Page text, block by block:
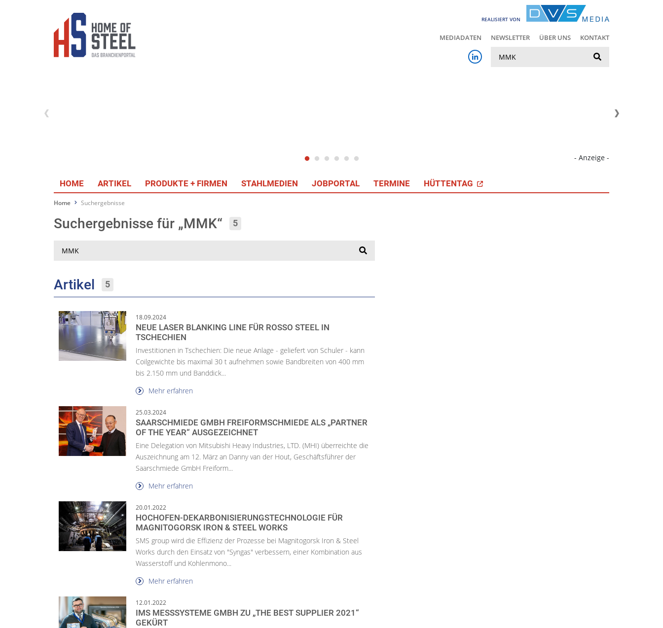
REALISIERT VON
MEDIADATEN NEWSLETTER ÜBER UNS KONTAKT
- Anzeige -
HOME ARTIKEL PRODUKTE + FIRMEN STAHLMEDIEN JOBPORTAL TERMINE HÜTTENTAG
Home Suchergebnisse
Suchergebnisse für „MMK“ 5
Artikel 5
18.09.2024
NEUE LASER BLANKING LINE FÜR ROSSO STEEL IN
TSCHECHIEN
Investitionen in Tschechien: Die neue Anlage - geliefert von Schuler - kann
Coilgewichte bis maximal 30 t aufnehmen sowie Bandbreiten von 400 mm
bis 2.150 mm und Banddick...
Mehr erfahren
25.03.2024
SAARSCHMIEDE GMBH FREIFORMSCHMIEDE ALS „PARTNER
OF THE YEAR“ AUSGEZEICHNET
Eine Delegation von Mitsubishi Heavy Industries, LTD. (MHI) überreichte die
Auszeichnung am 12. März an Danny van der Hout, Geschäftsführer der
Saarschmiede GmbH Freiform...
Mehr erfahren
20.01.2022
HOCHOFEN-DEKARBONISIERUNGSTECHNOLOGIE FÜR
MAGNITOGORSK IRON & STEEL WORKS
SMS group wird die Effizienz der Prozesse bei Magnitogorsk Iron & Steel
Works durch den Einsatz von "Syngas" verbessern, einer Kombination aus
Wasserstoff und Kohlenmono...
Mehr erfahren
12.01.2022
IMS MESSSYSTEME GMBH ZU „THE BEST SUPPLIER 2021“
GEKÜRT